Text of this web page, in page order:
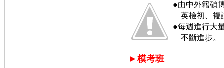
●由中外籍碩
英檢初、複
●每週進行大
不斷進步。
►模考班